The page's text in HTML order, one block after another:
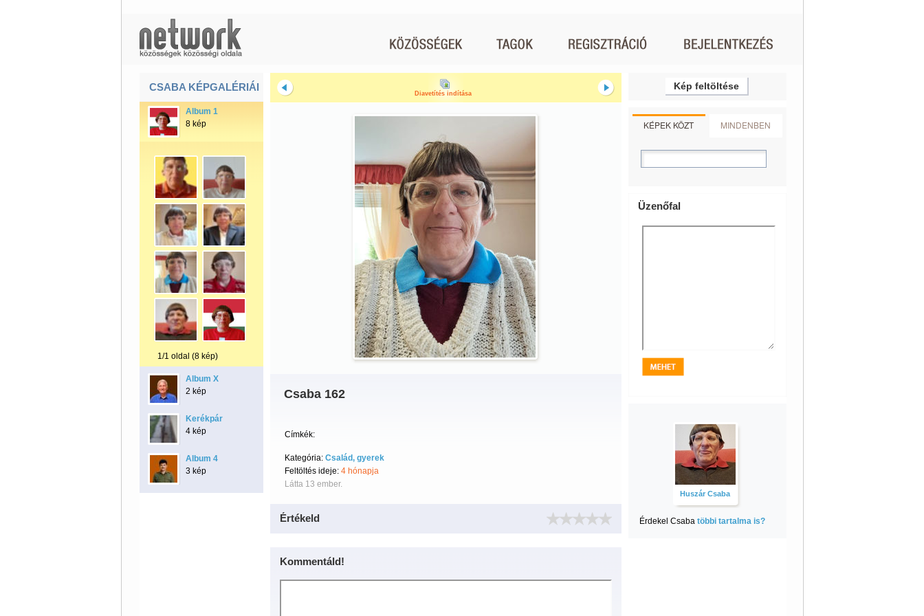
CSABA KÉPGALÉRIÁI
Album 1
8 kép
1/1 oldal (8 kép)
Album X
2 kép
Kerékpár
4 kép
Album 4
3 kép
Diavetítés indítása
Csaba 162
Címkék:
Kategória: Család, gyerek
Feltöltés ideje: 4 hónapja
Látta 13 ember.
Értékeld
Kommentáld!
Kép feltöltése
KÉPEK KÖZT MINDENBEN
Üzenőfal
Huszár Csaba
Érdekel Csaba többi tartalma is?